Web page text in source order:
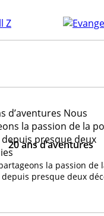
20 ans d’aventures
la passion de
presque deux